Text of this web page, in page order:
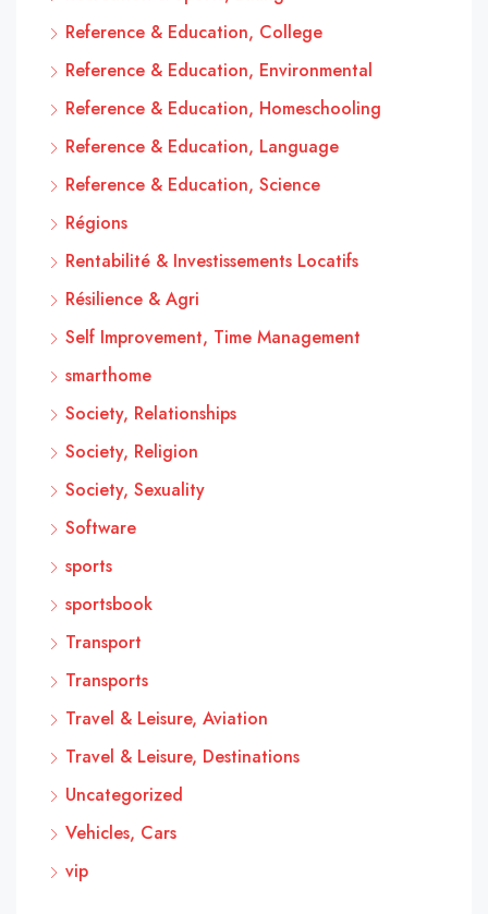
Reference & Education, College
Reference & Education, Environmental
Reference & Education, Homeschooling
Reference & Education, Language
Reference & Education, Science
Régions
Rentabilité & Investissements Locatifs
Résilience & Agri
Self Improvement, Time Management
smarthome
Society, Relationships
Society, Religion
Society, Sexuality
Software
sports
sportsbook
Transport
Transports
Travel & Leisure, Aviation
Travel & Leisure, Destinations
Uncategorized
Vehicles, Cars
vip